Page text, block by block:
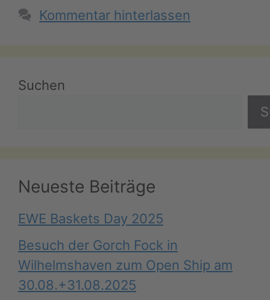
Kommentar hinterlassen
Suchen
Neueste Beiträge
EWE Baskets Day 2025
Besuch der Gorch Fock in
Wilhelmshaven zum Open Ship am
30.08.+31.08.2025